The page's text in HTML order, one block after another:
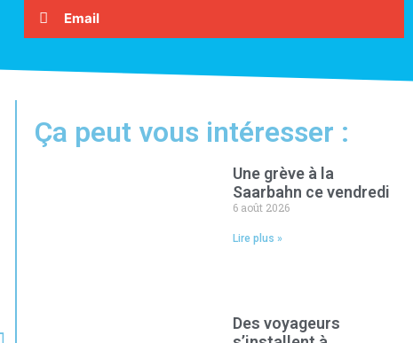
Email
Ça peut vous intéresser :
Une grève à la
Saarbahn ce vendredi
6 août 2026
Lire plus »
Des voyageurs